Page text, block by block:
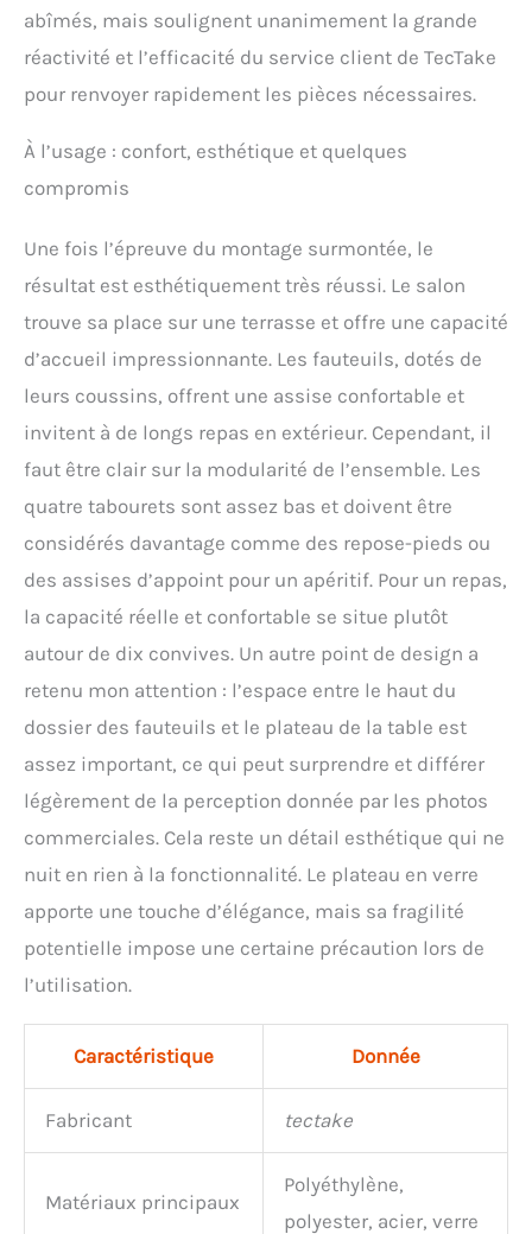
abîmés, mais soulignent unanimement la grande
réactivité et l’efficacité du service client de TecTake
pour renvoyer rapidement les pièces nécessaires.
À l’usage : confort, esthétique et quelques
compromis
Une fois l’épreuve du montage surmontée, le
résultat est esthétiquement très réussi. Le salon
trouve sa place sur une terrasse et offre une capacité
d’accueil impressionnante. Les fauteuils, dotés de
leurs coussins, offrent une assise confortable et
invitent à de longs repas en extérieur. Cependant, il
faut être clair sur la modularité de l’ensemble. Les
quatre tabourets sont assez bas et doivent être
considérés davantage comme des repose-pieds ou
des assises d’appoint pour un apéritif. Pour un repas,
la capacité réelle et confortable se situe plutôt
autour de dix convives. Un autre point de design a
retenu mon attention : l’espace entre le haut du
dossier des fauteuils et le plateau de la table est
assez important, ce qui peut surprendre et différer
légèrement de la perception donnée par les photos
commerciales. Cela reste un détail esthétique qui ne
nuit en rien à la fonctionnalité. Le plateau en verre
apporte une touche d’élégance, mais sa fragilité
potentielle impose une certaine précaution lors de
l’utilisation.
Caractéristique Donnée
Fabricant tectake
Matériaux principaux
Polyéthylène,
polyester, acier, verre